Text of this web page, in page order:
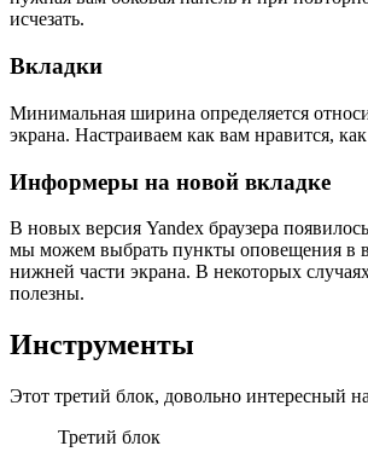
исчезать.
Вкладки
Минимальная ширина определяется
экрана. Настраиваем как вам нравится,
Информеры на новой вкладке
В новых версия Yandex браузера
мы можем выбрать пункты оповещения в
нижней части экрана. В некоторых
полезны.
Инструменты
Этот третий блок, довольно интересный
Третий блок